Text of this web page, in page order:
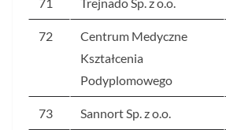
71 Trejnado Sp. z o.o.
72
Centrum Medyczne
Kształcenia
Podyplomowego
73 Sannort Sp. z o.o.